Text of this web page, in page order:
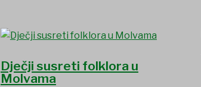
Dječji susreti folklora u
Molvama